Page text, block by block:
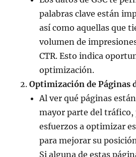
palabras clave están
así como aquellas que
volumen de
CTR. Esto indica
optimización.
Optimización de Páginas
Al ver qué páginas
mayor parte del tráfico,
esfuerzos a optimizar
para mejorar su
Si alguna de estas